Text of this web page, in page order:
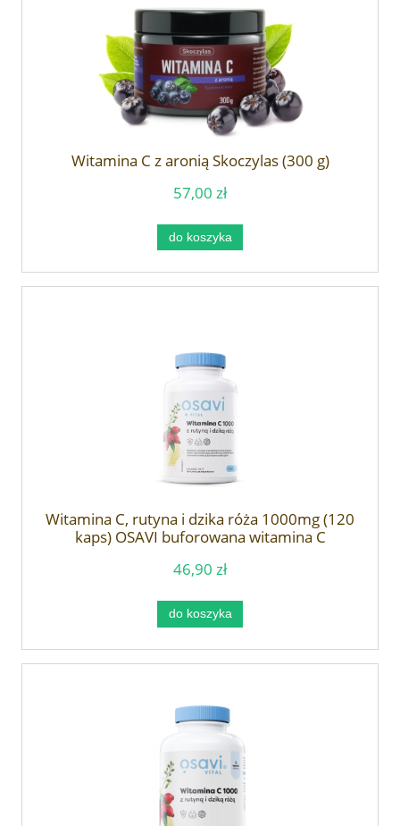
Witamina C z aronią Skoczylas (300 g)
57,00 zł
do koszyka
Witamina C, rutyna i dzika róża 1000mg (120
kaps) OSAVI buforowana witamina C
46,90 zł
do koszyka